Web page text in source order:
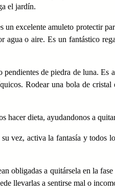
el jardín.
excelente amuleto protectir
agua o aire. Es un fantástico
de piedra de luna. Es
Rodear una bola de cristal
hacer dieta, ayudandonos a
vez, activa la fantasía y todos
obligadas a quitársela en la
llevarlas a sentirse mal o